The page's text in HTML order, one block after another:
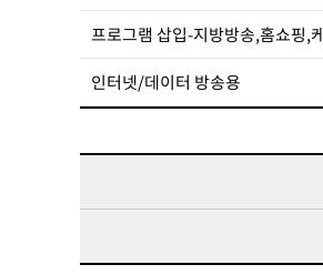
프로그램 삽입-지방방송,홈쇼핑,
인터넷/데이터 방송용